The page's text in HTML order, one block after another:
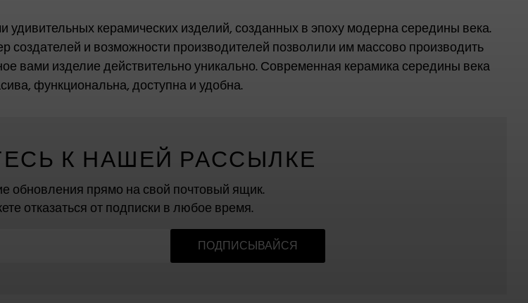
удивительных керамических изделий, созданных в эпоху модерна середины века.
создателей и возможности производителей позволили им массово производить
вами изделие действительно уникально. Современная керамика середины века
функциональна, доступна и удобна.
К НАШЕЙ РАССЫЛКЕ
обновления прямо на свой почтовый ящик.
отказаться от подписки в любое время.
ПОДПИСЫВАЙСЯ